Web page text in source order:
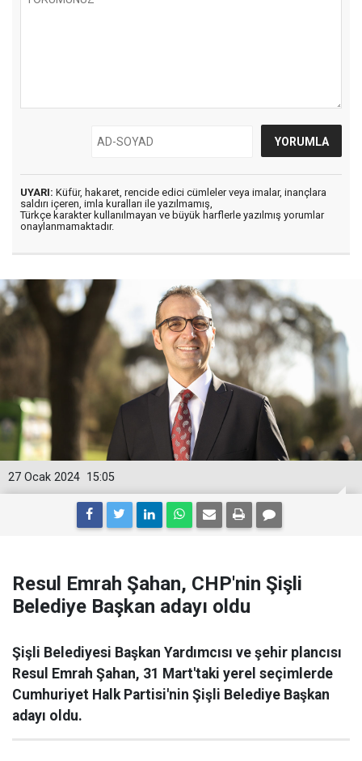
UYARI: Küfür, hakaret, rencide edici cümleler veya imalar, inançlara
saldırı içeren, imla kuralları ile yazılmamış,
Türkçe karakter kullanılmayan ve büyük harflerle yazılmış yorumlar
onaylanmamaktadır.
15:05
27 Ocak 2024
Resul Emrah Şahan, CHP'nin Şişli
Belediye Başkan adayı oldu
Şişli Belediyesi Başkan Yardımcısı ve şehir plancısı
Resul Emrah Şahan, 31 Mart'taki yerel seçimlerde
Cumhuriyet Halk Partisi'nin Şişli Belediye Başkan
adayı oldu.